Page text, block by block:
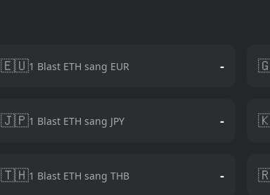
🇪🇺1 Blast ETH sang EUR -
🇯🇵1 Blast ETH sang JPY -
🇹🇭1 Blast ETH sang THB -